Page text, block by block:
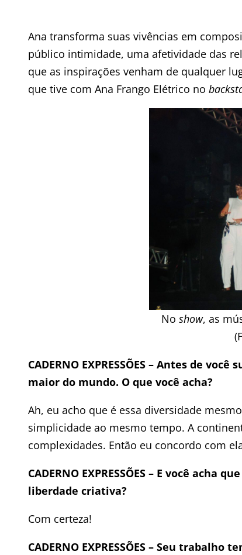
Ana transforma suas vivências em
público intimidade, uma afetividade das
que as inspirações venham de qualquer
que tive com Ana Frango Elétrico no
Noshow, as
CADERNO EXPRESSÕES – Antes de você
maior do mundo. O que você acha?
Ah, eu acho que é essa diversidade
simplicidade ao mesmo tempo. A
complexidades. Então eu concordo com
CADERNO EXPRESSÕES – E você acha
liberdade criativa?
Com certeza!
CADERNO EXPRESSÕES – Seu trabalho